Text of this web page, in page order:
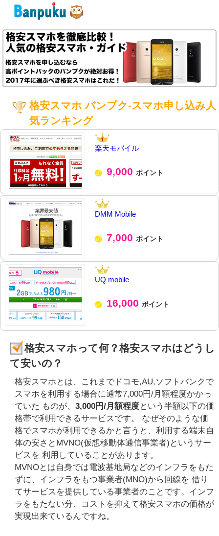
格安スマホ バンプク-スマホ申し込み人
気ランキング
楽天モバイル
9,000 ポイント
DMM Mobile
7,000 ポイント
UQ mobile
16,000 ポイント
格安スマホって何？格安スマホはどうし
て安いの？
格安スマホとは、これまでドコモ,AU,ソフトバンクで
スマホを利用する場合に通常7,000円/月額程度かかっ
ていた ものが、 3,000円/月額程度という半額以下の価
格帯で利用できるサービスです。 なぜそのような価
格でスマホが利用できるかと言うと、利用する端末自
体の安さとMVNO(仮想移動体通信事業者)というサー
ビスを 利用していることがあります。
MVNOとは自身では電波基地局などのインフラをもた
ずに、インフラをもつ事業者(MNO)から回線を 借り
てサービスを提供している事業者のことです。インフ
ラをもたない分、コストを抑えて格安スマホの価格が
実現出来ているんですね。